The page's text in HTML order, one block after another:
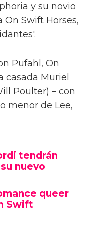
y su novio
On Swift Horses,
Pufahl, On
casada Muriel
Poulter) – con
menor de Lee,
tendrán
nuevo
queer
Swift